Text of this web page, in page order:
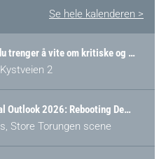
Se hele kalenderen >
Arendalsuka: Alt du trenger å vite om kritiske og strategiske verdikjeder i Norge
2
Arendalsuka Global Outlook 2026: Rebooting Democracy for a New World Order
Store Torungen scene